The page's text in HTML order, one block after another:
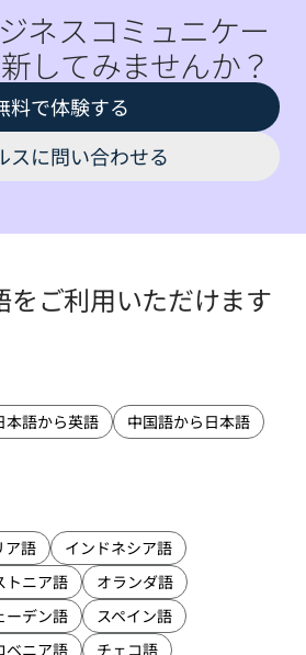
ネスコミュニケー
してみませんか？
料で体験する
スに問い合わせる
をご利用いただけます
本語から英語 中国語から日本語
ア語
インドネシア語
トニア語
オランダ語
ーデン語
スペイン語
ベニア語
チェコ語